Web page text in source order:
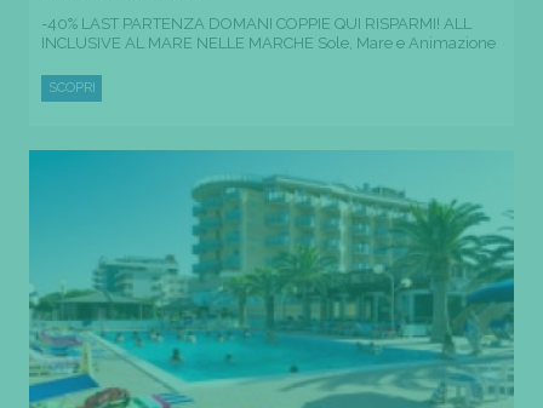
-40% LAST PARTENZA DOMANI COPPIE QUI RISPARMI! ALL
INCLUSIVE AL MARE NELLE MARCHE Sole, Mare e Animazione
SCOPRI